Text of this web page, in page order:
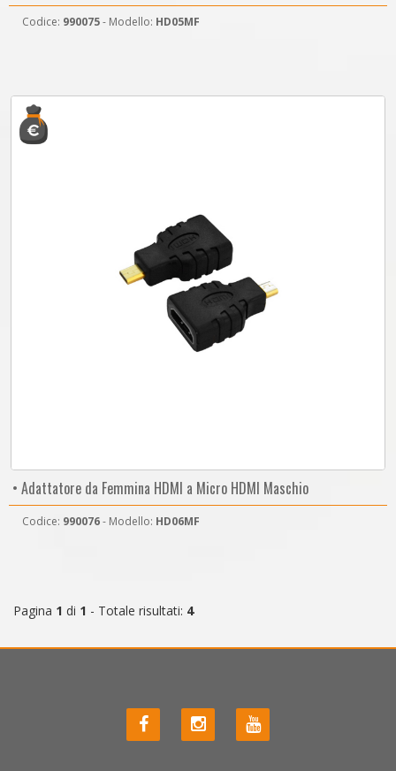
Codice: 990075- Modello: HD05MF
• Adattatore da Femmina HDMI a Micro HDMI Maschio
Codice: 990076- Modello: HD06MF
Pagina 1 di 1 - Totale risultati: 4